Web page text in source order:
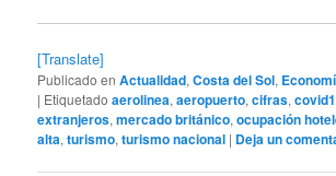
[Translate]
Publicado en Actualidad,Costa del Sol,
| Etiquetado aerolinea,aeropuerto,cifras,
extranjeros,mercado británico,ocupación
alta,turismo,turismo nacional | Deja un